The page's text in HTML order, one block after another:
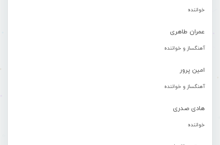
خواننده
عمران طاهری
آهنگساز و خواننده
امین پرور
آهنگساز و خواننده
هادی صدری
خواننده